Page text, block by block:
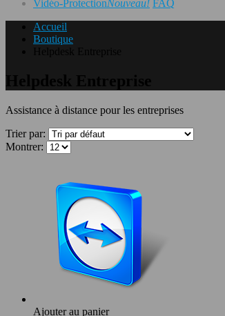
Vidéo-ProtectionNouveau! FAQ
Accueil
Boutique
Assistance à distance pour les entreprises
Trier par:
Montrer:
Ajouter au panier